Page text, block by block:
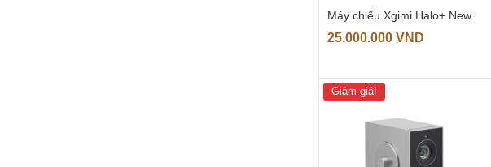
Máy chiếu Xgimi Halo+ New
25.000.000 VND
Giảm giá!